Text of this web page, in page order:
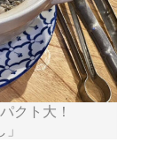
クト大！